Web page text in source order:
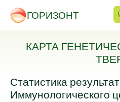
ГОРИЗОНТ
КАРТА
Статистика
Иммунологического